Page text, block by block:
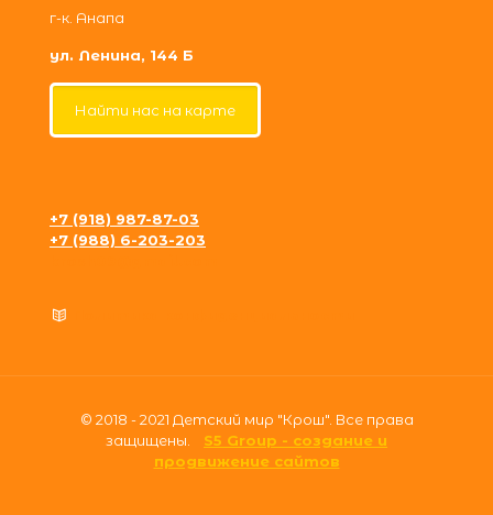
г-к. Анапа
ул. Ленина, 144 Б
Найти нас на карте
+7 (918) 987-87-03
+7 (988) 6-203-203
© 2018 - 2021 Детский мир "Крош". Все права
защищены. S5 Group - создание и
продвижение сайтов